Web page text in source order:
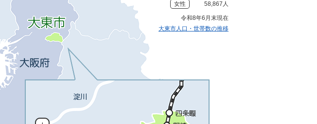
女性 58,867人
令和8年6月末現在
大東市人口・世帯数の推移